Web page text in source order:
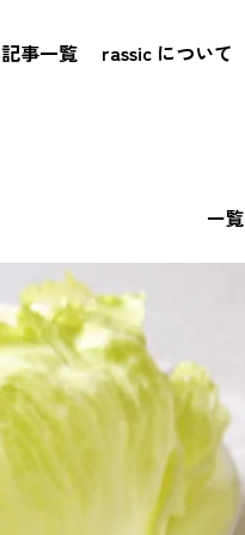
記事一覧 rassic について
一覧